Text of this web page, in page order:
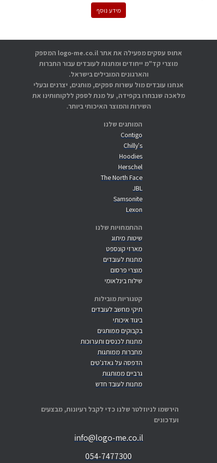
מידע נוסף
המותגים שלנו
Contigo
Chilly's
Hoodies
Herschel
The North Face
JBL
Samsonite
Lexon
ההתמחויות שלנו
שיטות מיתוג
מארזי קונספט
מתנות לעובדים
מוצרי פרסום
שילוח בינלאומי
קטגוריות מובילות
תיקי מחשב לעובדים
ביגוד איכותי
בקבוקים ממותגים
מתנות לכנסים ותערוכות
מחברות ממותגות
הדפסה על גאדג'טים
גרביים ממותגות
מתנות לעובד חדש
אתוס עסקים מפעילה את אתר logo-me.co.il המספק
מוצרי קד"מ ייחודים ומתנות לעובדים עבור החברות
והארגונים המובילים בישראל.
אנחנו עובדים מול עשרות ספקים, מותגים, יצרנים ובעלי
מלאכה שנבחרו בקפידה, על מנת לספק ללקוחותינו את
השירות והמוצר האיכותי ביותר.
הירשמו לניוזלטר שלנו כדי לקבל רעיונות, מבצעים
ועדכונים
info@logo-me.co.il
054-7477300